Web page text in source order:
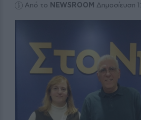
Από το NEWSROOM Δημοσίευση